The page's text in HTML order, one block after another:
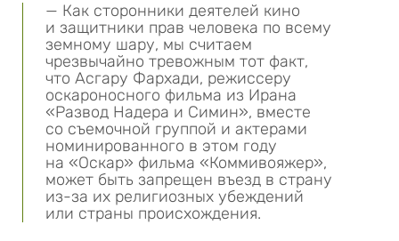
— Как сторонники деятелей кино
и защитники прав человека по всему
земному шару, мы считаем
чрезвычайно тревожным тот факт,
что Асгару Фархади, режиссеру
оскароносного фильма из Ирана
«Развод Надера и Симин», вместе
со съемочной группой и актерами
номинированного в этом году
на «Оскар» фильма «Коммивояжер»,
может быть запрещен въезд в страну
из-за их религиозных убеждений
или страны происхождения.